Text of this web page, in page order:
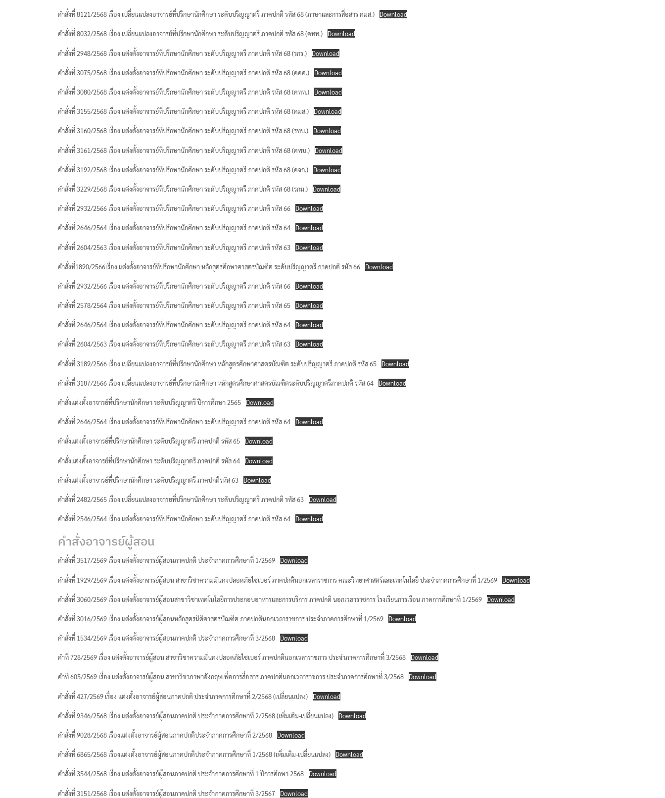
รายวิชาเลือกเสรี
สรุปองค์ความรู้กิจกรรมสนับสนุนด้านวิชาการ
เกี่ยวกับงานประกันคุณภาพ
เบอร์โทรศัพท์หน่วยงาน
เอกสารประกอบการสอน
แนวปฏิบัติการคุ้มครองข้อมูลส่วนบุคคล (PDPA)
แบบฟอร์มสำหรับนักศึกษา
แบบฟอร์มสำหรับอาจารย์ / เจ้าหน้าที่
โครงสร้างหลักสูตร
หน้าหลัก
คำสั่งมหาวิทยาลัยสวนดุสิต แต่งตั้ง อาจารย์ผู้สอน อาจารย์พิเศษ อาจารย์ที่ปรึกษา
คำสั่งที่ 8121/2568 เรื่อง เปลี่ยนแปลงอาจารย์ที่ปรึกษานักศึกษา ระดับปริญญาตรี ภาคปกติ รหัส 68 (ภาษาและการสื่อสาร คมส.) Download
คำสั่งที่ 8032/2568 เรื่อง เปลี่ยนแปลงอาจารย์ที่ปรึกษานักศึกษา ระดับปริญญาตรี ภาคปกติ รหัส 68 (คทท.) Download
คำสั่งที่ 2948/2568 เรื่อง แต่งตั้งอาจารย์ที่ปรึกษานักศึกษา ระดับปริญญาตรี ภาคปกติ รหัส 68 (รกร.) Download
คำสั่งที่ 3075/2568 เรื่อง แต่งตั้งอาจารย์ที่ปรึกษานักศึกษา ระดับปริญญาตรี ภาคปกติ รหัส 68 (คคศ.) Download
คำสั่งที่ 3080/2568 เรื่อง แต่งตั้งอาจารย์ที่ปรึกษานักศึกษา ระดับปริญญาตรี ภาคปกติ รหัส 68 (คทท.) Download
คำสั่งที่ 3155/2568 เรื่อง แต่งตั้งอาจารย์ที่ปรึกษานักศึกษา ระดับปริญญาตรี ภาคปกติ รหัส 68 (คมส.) Download
คำสั่งที่ 3160/2568 เรื่อง แต่งตั้งอาจารย์ที่ปรึกษานักศึกษา ระดับปริญญาตรี ภาคปกติ รหัส 68 (รทบ.) Download
คำสั่งที่ 3161/2568 เรื่อง แต่งตั้งอาจารย์ที่ปรึกษานักศึกษา ระดับปริญญาตรี ภาคปกติ รหัส 68 (คพบ.) Download
คำสั่งที่ 3192/2568 เรื่อง แต่งตั้งอาจารย์ที่ปรึกษานักศึกษา ระดับปริญญาตรี ภาคปกติ รหัส 68 (คจก.) Download
คำสั่งที่ 3229/2568 เรื่อง แต่งตั้งอาจารย์ที่ปรึกษานักศึกษา ระดับปริญญาตรี ภาคปกติ รหัส 68 (รกม.) Download
คำสั่งที่ 2932/2566 เรื่อง แต่งตั้งอาจารย์ที่ปรึกษานักศึกษา ระดับปริญญาตรี ภาคปกติ รหัส 66 Download
คำสั่งที่ 2646/2564 เรื่อง แต่งตั้งอาจารย์ที่ปรึกษานักศึกษา ระดับปริญญาตรี ภาคปกติ รหัส 64 Download
คำสั่งที่ 2604/2563 เรื่อง แต่งตั้งอาจารย์ที่ปรึกษานักศึกษา ระดับปริญญาตรี ภาคปกติ รหัส 63 Download
คำสั่งที่1890/2566เรื่อง แต่งตั้งอาจารย์ที่ปรึกษานักศึกษา หลักสูตรศึกษาศาสตรบัณฑิต ระดับปริญญาตรี ภาคปกติ รหัส 66 Download
คำสั่งที่ 2932/2566 เรื่อง แต่งตั้งอาจารย์ที่ปรึกษานักศึกษา ระดับปริญญาตรี ภาคปกติ รหัส 66 Download
คำสั่งที่ 2578/2564 เรื่อง แต่งตั้งอาจารย์ที่ปรึกษานักศึกษา ระดับปริญญาตรี ภาคปกติ รหัส 65 Download
คำสั่งที่ 2646/2564 เรื่อง แต่งตั้งอาจารย์ที่ปรึกษานักศึกษา ระดับปริญญาตรี ภาคปกติ รหัส 64 Download
คำสั่งที่ 2604/2563 เรื่อง แต่งตั้งอาจารย์ที่ปรึกษานักศึกษา ระดับปริญญาตรี ภาคปกติ รหัส 63 Download
คำสั่งที่ 3189/2566 เรื่อง เปลียนแปลงอาจารย์ที่ปรึกษานักศึกษา หลักสูตรศึกษาศาสตรบัณฑิต ระดับปริญญาตรี ภาคปกติ รหัส 65 Download
คำสั่งที่ 3187/2566 เรื่อง เปลี่ยนแปลงอาจารย์ที่ปรึกษานักศึกษา หลักสูตรศึกษาศาสตรบัณฑิตระดับปริญญาตรีภาคปกติ รหัส 64 Download
คำสั่งแต่งตั้งอาจารย์ที่ปรึกษานักศึกษา ระดับปริญญาตรี ปีการศึกษา 2565 Download
คำสั่งที่ 2646/2564 เรื่อง แต่งตั้งอาจารย์ที่ปรึกษานักศึกษา ระดับปริญญาตรี ภาคปกติ รหัส 64 Download
คําสั่งแต่งตั้งอาจารย์ที่ปรึกษานักศึกษา ระดับปริญญาตรี ภาคปกติ รหัส 65 Download
คําสั่งแต่งตั้งอาจารย์ที่ปรึกษานักศึกษา ระดับปริญญาตรี ภาคปกติ รหัส 64 Download
คำสั่งแต่งตั้งอาจารย์ที่ปรึกษานักศึกษา ระดับปริญญาตรี ภาคปกติรหัส 63 Download
คำสั่งที่ 2482/2565 เรื่อง เปลี่ยนแปลงอาจารยที่ปรึกษานักศึกษา ระดับปริญญาตรี ภาคปกติ รหัส 63 Download
คำสั่งที่ 2546/2564 เรื่อง แต่งตั้งอาจารย์ที่ปรึกษานักศึกษา ระดับปริญญาตรี ภาคปกติ รหัส 64 Download
คำสั่งอาจารย์ผู้สอน
คำสั่งที่ 3517/2569 เรื่อง แต่งตั้งอาจารย์ผู้สอนภาคปกติ ประจำภาคการศึกษาที่ 1/2569 Download
คำสั่งที่ 1929/2569 เรื่อง แต่งตั้งอาจารย์ผู้สอน สาขาวิชาความมั่นคงปลอดภัยไซเบอร์ ภาคปกตินอกเวลาราชการ คณะวิทยาศาสตร์และเทคโนโลยี ประจำภาคการศึกษาที่ 1/2569 Download
คำสั่งที่ 3060/2569 เรื่อง แต่งตั้งอาจารย์ผู้สอนสาขาวิชาเทคโนโลยีการประกอบอาหารและการบริการ ภาคปกติ นอกเวลาราชการ โรงเรียนการเรือน ภาคการศึกษาที่ 1/2569 Download
คำสั่งที่ 3016/2569 เรื่อง แต่งตั้งอาจารย์ผู้สอนหลักสูตรนิติศาสตรบัณฑิต ภาคปกตินอกเวลาราชการ ประจำภาคการศึกษาที่ 1/2569 Download
คำสั่งที่ 1534/2569 เรื่อง แต่งตั้งอาจารย์ผู้สอนภาคปกติ ประจำภาคการศึกษาที่ 3/2568 Download
คำที่ 728/2569 เรื่อง แต่งตั้งอาจารย์ผู้สอน สาขาวิชาความมั่นคงปลอดภัยไซเบอร์ ภาคปกตินอกเวลาราชการ ประจำภาคการศึกษาที่ 3/2568 Download
คำที่ 605/2569 เรื่อง แต่งตั้งอาจารย์ผู้สอน สาขาวิชาภาษาอังกฤษเพื่อการสื่อสาร ภาคปกตินอกเวลาราชการ ประจำภาคการศึกษาที่ 3/2568 Download
คำสั่งที่ 427/2569 เรื่อง แต่งตั้งอาจารย์ผู้สอนภาคปกติ ประจำภาคการศึกษาที่ 2/2568 (เปลี่ยนแปลง) Download
คำสั่งที่ 9346/2568 เรื่อง แต่งตั้งอาจารย์ผู้สอนภาคปกติ ประจำภาคการศึกษาที่ 2/2568 (เพิ่มเติม-เปลี่ยนแปลง) Download
คำสั่งที่ 9028/2568 เรื่องแต่งตั้งอาจารย์ผู้สอนภาคปกติประจำภาคการศึกษาที่ 2/2568 Download
คำสั่งที่ 6865/2568 เรื่องแต่งตั้งอาจารย์ผู้สอนภาคปกติประจำภาคการศึกษาที่ 1/2568 (เพิ่มเติม-เปลี่ยนแปลง) Download
คำสั่งที่ 3544/2568 เรื่อง แต่งตั้งอาจารย์ผู้สอนภาคปกติ ประจำภาคการศึกษาที่ 1 ปีการศึกษา 2568 Download
คำสั่งที่ 3151/2568 เรื่อง แต่งตั้งอาจารย์ผู้สอนภาคปกติ ประจำภาคการศึกษาที่ 3/2567 Download